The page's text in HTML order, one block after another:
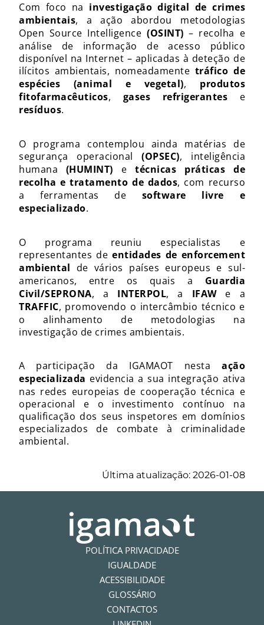
Com foco na investigação digital de crimes
ambientais, a ação abordou metodologias
Open Source Intelligence (OSINT) – recolha e
análise de informação de acesso público
disponível na Internet – aplicadas à deteção de
ilícitos ambientais, nomeadamente tráfico de
espécies (animal e vegetal), produtos
fitofarmacêuticos, gases refrigerantes e
resíduos.
O programa contemplou ainda matérias de
segurança operacional(OPSEC), inteligência
humana (HUMINT) etécnicas práticas de
recolha e tratamento de dados, com recurso
a ferramentas de software livre e
especializado.
O programa reuniu especialistas e
representantes de entidades de enforcement
ambiental de vários países europeus e sul-
americanos, entre os quais a Guardia
Civil/SEPRONA, a INTERPOL, a IFAW e a
TRAFFIC, promovendo o intercâmbio técnico e
o alinhamento de metodologias na
investigação de crimes ambientais.
A participação da IGAMAOT nesta ação
especializada evidencia a sua integração ativa
nas redes europeias de cooperação técnica e
operacional e o investimento contínuo na
qualificação dos seus inspetores em domínios
especializados de combate à criminalidade
ambiental.
Última atualização: 2026-01-08
POLÍTICA PRIVACIDADE
IGUALDADE
ACESSIBILIDADE
GLOSSÁRIO
CONTACTOS